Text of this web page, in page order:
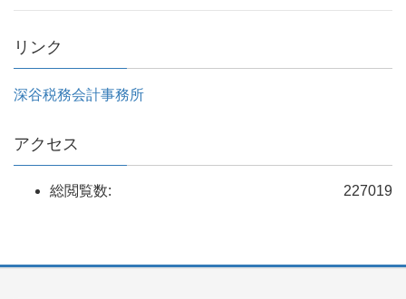
リンク
深谷税務会計事務所
アクセス
227019
総閲覧数: